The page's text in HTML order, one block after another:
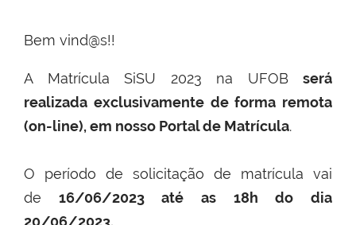
Bem vind@s!!
A Matrícula SiSU 2023 na UFOB será
realizada exclusivamente de forma remota
(on-line), em nosso Portal de Matrícula.
O período de solicitação de matrícula vai
de 16/06/2023 até as 18h do dia
20/06/2023.